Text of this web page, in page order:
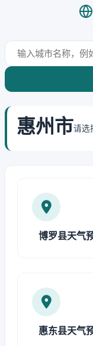
惠州市请选
博罗县天气
惠东县天气